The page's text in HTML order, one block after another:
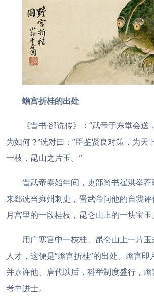
蟾宫折桂的出处
《晋书·郤诜传》：“武帝于东堂会送
为如何？’诜对曰：”臣鉴贤良对策，为天
一枝，昆山之片玉。”
晋武帝泰始年间，吏部尚书崔洪举
来郄诜当雍州刺史，晋武帝问他的自我
月宫里的一段桂枝，昆仑山上的一块宝玉
用广寒宫中一枝桂、昆仑山上一片
人才，这便是“蟾宫折桂”的出处。蟾宫
并嘉许他。唐代以后，科举制度盛行，
考中进士。